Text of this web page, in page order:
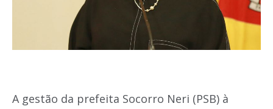
A gestão da prefeita Socorro Neri (PSB) à